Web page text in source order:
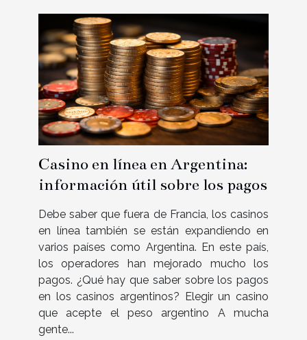
Casino en línea en Argentina:
información útil sobre los pagos
Debe saber que fuera de Francia, los casinos
en línea también se están expandiendo en
varios países como Argentina. En este país,
los operadores han mejorado mucho los
pagos. ¿Qué hay que saber sobre los pagos
en los casinos argentinos? Elegir un casino
que acepte el peso argentino A mucha
gente...